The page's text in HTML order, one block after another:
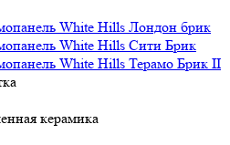
White Hills Лондон брик
White Hills Сити Брик
White Hills Терамо Брик II
керамика